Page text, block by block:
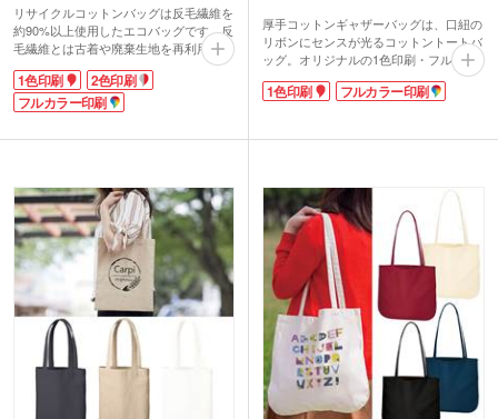
リサイクルコットンバッグは反毛繊維を
約90%以上使用したエコバッグです。反
毛繊維とは古着や廃棄生地を再利用して
作られたもの。日本では昔からある方法
で、サステナブルが定着してきた今改め
て注目されているエコ素材です。
110mmの底マチ付きで厚めのカタログ
素材で、使わない時はコンパクトに畳ん
でおけますよ。環境にやさしいエコバッ
グは、展示会や説明会の資料入れに大人
気です!
動画提供:ノベルティ・販促エコバッグ
チャンネル
1色印刷
2色印刷
フルカラー印刷
厚手コットンギャザーバッグは、口紐の
リボンにセンスが光るコットントートバ
ッグ。オリジナルの1色印刷・フルカラ
ー印刷が可能です。口紐をひっぱると、
バッグがくしゅっとしたフォルムになり
で、濃いものをいれると透ける程度で
す。耐久性は十分ですので、ちょっとし
たお出掛けに、通勤・通学のサブバッグ
に、毎日使える可愛いバッグです。他と
差のつくオリジナルエコバッグをお探し
の方におすすめです。
1色印刷 フルカラー印刷